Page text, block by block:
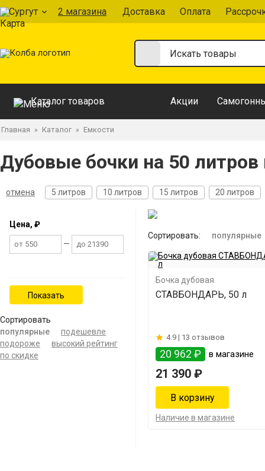
Сургут 2 магазина Доставка Оплата
Каталог товаров Акции
Главная » Каталог » Емкости
Дубовые бочки на 50 литров
отмена 5 литров 10 литров 15 литров 20 литров
Цена, ₽
—
Сортировать
популярные
подешевле
подороже
высокий рейтинг
по скидке
Сортировать: популярные
Бочка дубовая
СТАВБОНДАРЬ, 50 л
4.9 | 13 отзывов
20 962 ₽ в магазине
21 390 ₽
Наличие в магазине